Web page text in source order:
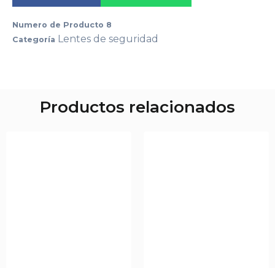
Numero de Producto 8
Categoría Lentes de seguridad
Productos relacionados